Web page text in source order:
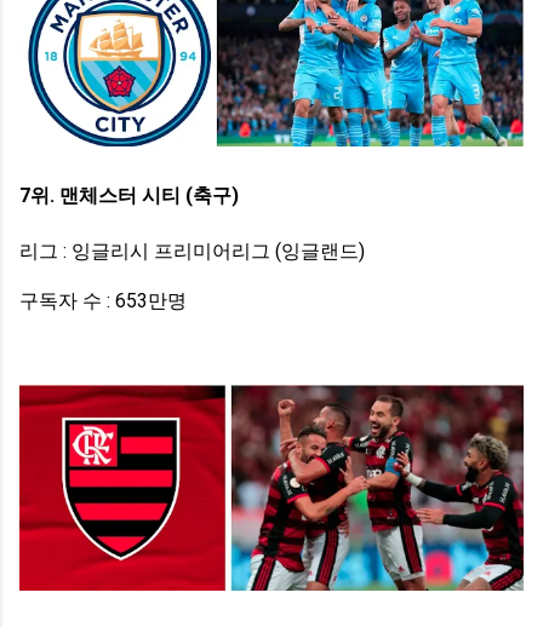
7위. 맨체스터 시티 (축구)
리그 : 잉글리시 프리미어리그 (잉글랜드)
구독자 수 : 653만명